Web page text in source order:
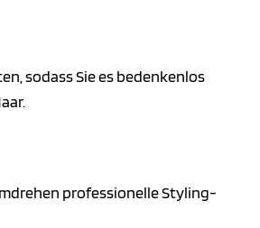
sodass Sie es bedenkenlos
professionelle Styling-